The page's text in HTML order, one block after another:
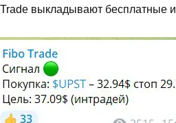
выкладывают бесплатные